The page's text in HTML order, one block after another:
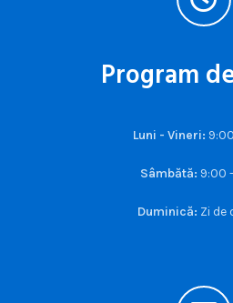
Program
Luni - Vineri:
Sâmbătă: 9:00
Duminică: Zi de